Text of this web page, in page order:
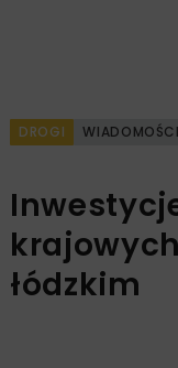
DROGI WIADOMOŚCI
łódzkim